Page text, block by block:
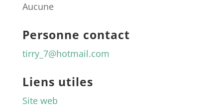
Aucune
Personne contact
tirry_7@hotmail.com
Liens utiles
Site web